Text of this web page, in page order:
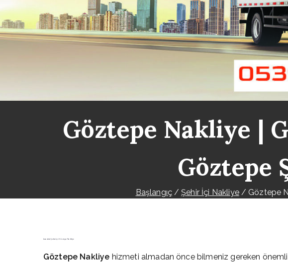
Göztepe Nakliye |
Göztepe
Başlangıç Şehir İçi Nakliye Göztepe
İstanbul Şehir İçi Göztepe Nakliye
Göztepe Nakliye hizmeti almadan önce bilmeniz gereken önemli